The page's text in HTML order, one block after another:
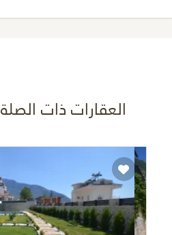
العقارات ذات الصلة
Recommended